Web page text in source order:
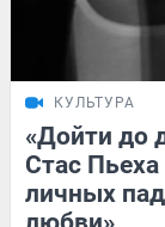
КУЛЬТУРА
«Дойти до
Стас
личных